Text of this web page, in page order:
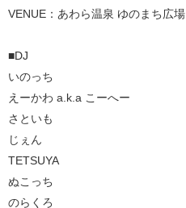
VENUE：あわら温泉 ゆのまち広場
■DJ
いのっち
えーかわ a.k.a こーへー
さといも
じぇん
TETSUYA
ぬこっち
のらくろ